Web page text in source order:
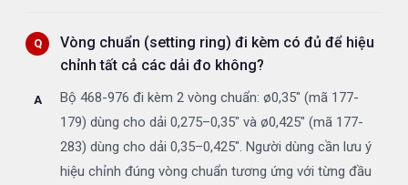
Vòng chuẩn (setting ring) đi kèm có đủ để hiệu
chỉnh tất cả các dải đo không?
Bộ 468-976 đi kèm 2 vòng chuẩn: ø0,35" (mã 177-
179) dùng cho dải 0,275–0,35" và ø0,425" (mã 177-
283) dùng cho dải 0,35–0,425". Người dùng cần lưu ý
hiệu chỉnh đúng vòng chuẩn tương ứng với từng đầu